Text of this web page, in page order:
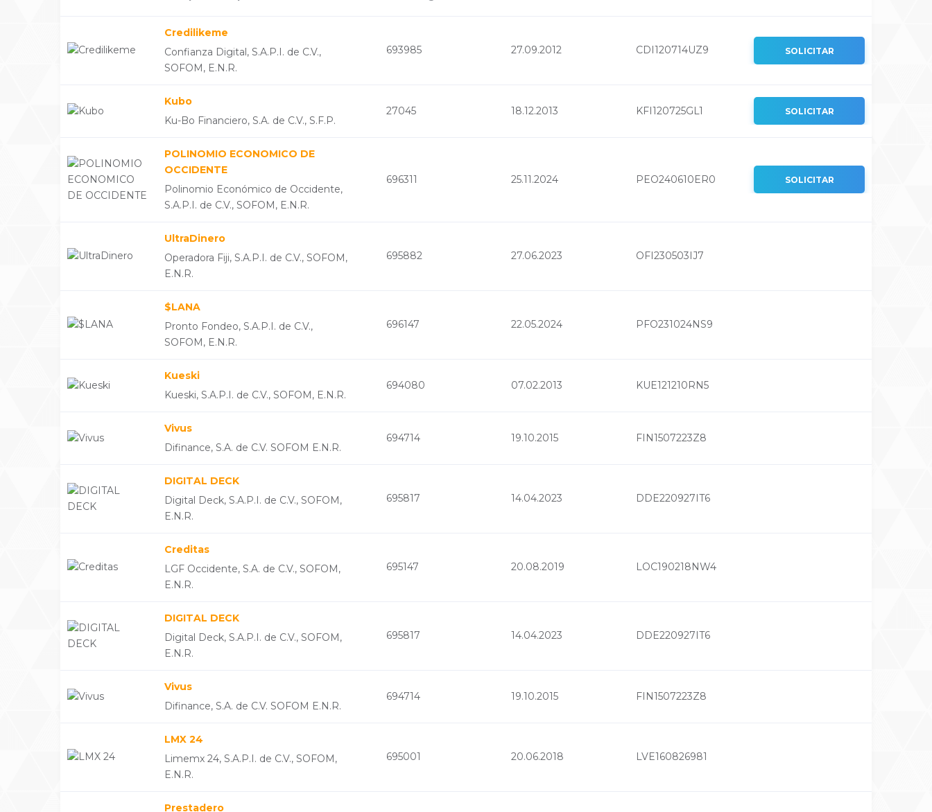
Credilikeme
Confianza Digital, S.A.P.I. de C.V.,
SOFOM, E.N.R.
693985 27.09.2012 CDI120714UZ9
Kubo
Ku-Bo Financiero, S.A. de C.V., S.F.P.
27045 18.12.2013 KFI120725GL1
POLINOMIO ECONOMICO DE
OCCIDENTE
Polinomio Económico de Occidente,
S.A.P.I. de C.V., SOFOM, E.N.R.
696311 25.11.2024 PEO240610ER0
UltraDinero
Operadora Fiji, S.A.P.I. de C.V., SOFOM,
E.N.R.
695882 27.06.2023 OFI230503IJ7
$LANA
Pronto Fondeo, S.A.P.I. de C.V.,
SOFOM, E.N.R.
696147 22.05.2024 PFO231024NS9
Kueski
Kueski, S.A.P.I. de C.V., SOFOM, E.N.R.
694080 07.02.2013 KUE121210RN5
Vivus
Difinance, S.A. de C.V. SOFOM E.N.R.
694714 19.10.2015 FIN1507223Z8
DIGITAL DECK
Digital Deck, S.A.P.I. de C.V., SOFOM,
E.N.R.
695817 14.04.2023 DDE220927IT6
Creditas
LGF Occidente, S.A. de C.V., SOFOM,
E.N.R.
695147 20.08.2019 LOC190218NW4
DIGITAL DECK
Digital Deck, S.A.P.I. de C.V., SOFOM,
E.N.R.
695817 14.04.2023 DDE220927IT6
Vivus
Difinance, S.A. de C.V. SOFOM E.N.R.
694714 19.10.2015 FIN1507223Z8
LMX 24
Limemx 24, S.A.P.I. de C.V., SOFOM,
E.N.R.
695001 20.06.2018 LVE160826981
Prestadero
SOLICITAR
SOLICITAR
SOLICITAR